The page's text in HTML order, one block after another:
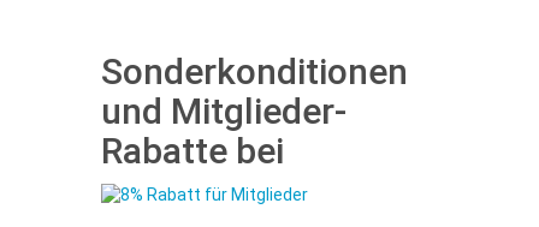
Sonderkonditionen
und Mitglieder-
Rabatte bei